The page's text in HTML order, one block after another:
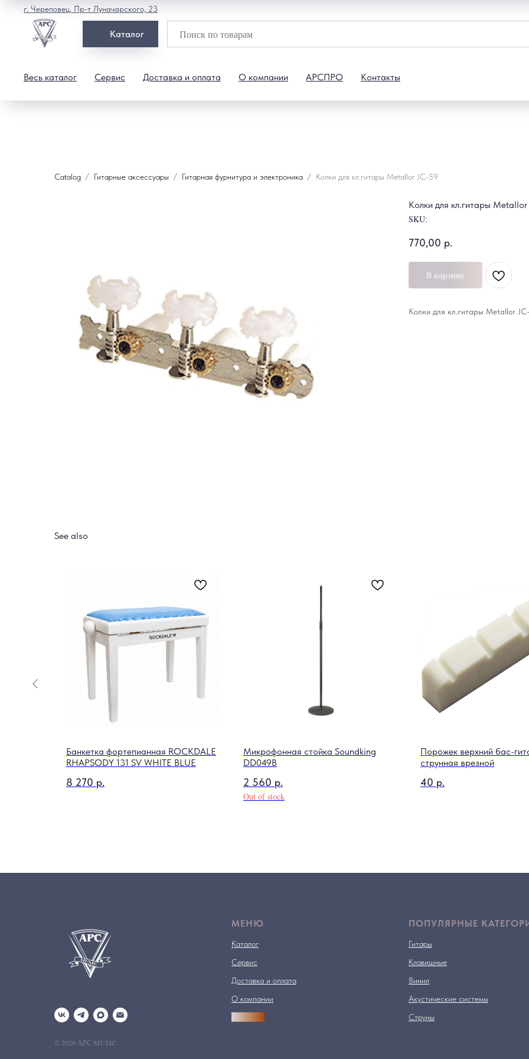
Каталог
Весь каталог Сервис Доставка и оплата О компании АРСПРО Контакты
г. Череповец, Пр-т Луначарского, 23
Catalog Гитарные аксессуары Гитарная фурнитура и электроника Колки для кл.гитары Metallor JC-59
Колки для кл.гитары
SKU:
770,00 р.
В корзину
Колки для кл.гитары Metallor
See also
Банкетка фортепианная ROCKDALE
RHAPSODY 131 SV WHITE BLUE
8 270 р.
Микрофонная стойка Soundking
DD049B
2 560 р.
Out of stock
Порожек верхний бас-
струнная врезной
40 р.
© 2026 АРС MUSIC
МЕНЮ
Каталог
Сервис
Доставка и оплата
О компании
ПОПУЛЯРНЫЕ
Гитары
Клавишные
Винил
Акустические системы
Струны